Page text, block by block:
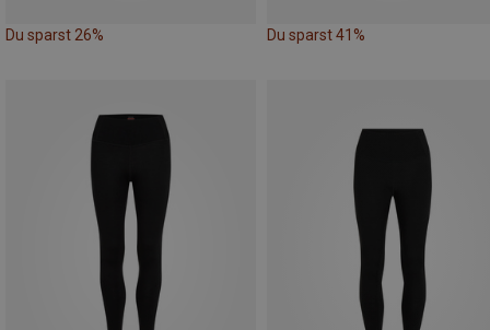
Du sparst 26% Du sparst 41%